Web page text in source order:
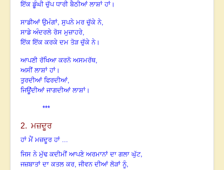
ਇੱਕ ਡੂੰਘੀ ਚੁੱਪ ਧਾਰੀ ਬੈਠੀਆਂ ਲਾਸ਼ਾਂ ਹਾਂ ।
ਸਾਡੀਆਂ ਉਮੰਗਾਂ, ਸੁਪਨੇ ਮਰ ਚੁੱਕੇ ਨੇ,
ਸਾਡੇ ਅੰਦਰਲੇ ਰੋਸ ਮੁਜ਼ਾਹਰੇ,
ਇੱਕ ਇੱਕ ਕਰਕੇ ਦਮ ਤੋੜ ਚੁੱਕੇ ਨੇ।
ਆਪਣੀ ਰੱਖਿਆ ਕਰਨੋ ਅਸਮਰੱਥ,
ਅਸੀਂ ਲਾਸ਼ਾਂ ਹਾਂ ।
ਤੁਰਦੀਆਂ ਫਿਰਦੀਆਂ,
ਜਿਊਂਦੀਆਂ ਜਾਗਦੀਆਂ ਲਾਸ਼ਾਂ ।
***
2. ਮਜ਼ਦੂਰ
ਹਾਂ ਮੈਂ ਮਜ਼ਦੂਰ ਹਾਂ ...
ਜਿਸ ਨੇ ਮੁੱਢ ਕਦੀਮੀਂ ਆਪਣੇ ਅਰਮਾਨਾਂ ਦਾ ਗਲਾ ਘੁੱਟ,
ਜਜ਼ਬਾਤਾਂ ਦਾ ਕਤਲ ਕਰ, ਜੀਵਨ ਦੀਆਂ ਲੋੜਾਂ ਨੂੰ,